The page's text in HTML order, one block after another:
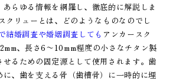
あらゆる情報を網羅し、徹底的に解説しま
クリューとは、どのようなものなのでし
結婚調査や婚姻調査しても アンカースク
、長さ6〜10mm程度の小さなチタン製
せるための固定源として使用されます。歯
に、歯を支える骨（歯槽骨）に一時的に埋